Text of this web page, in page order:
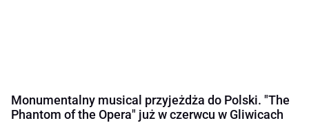
Monumentalny musical przyjeżdża do Polski. "The
Phantom of the Opera" już w czerwcu w Gliwicach